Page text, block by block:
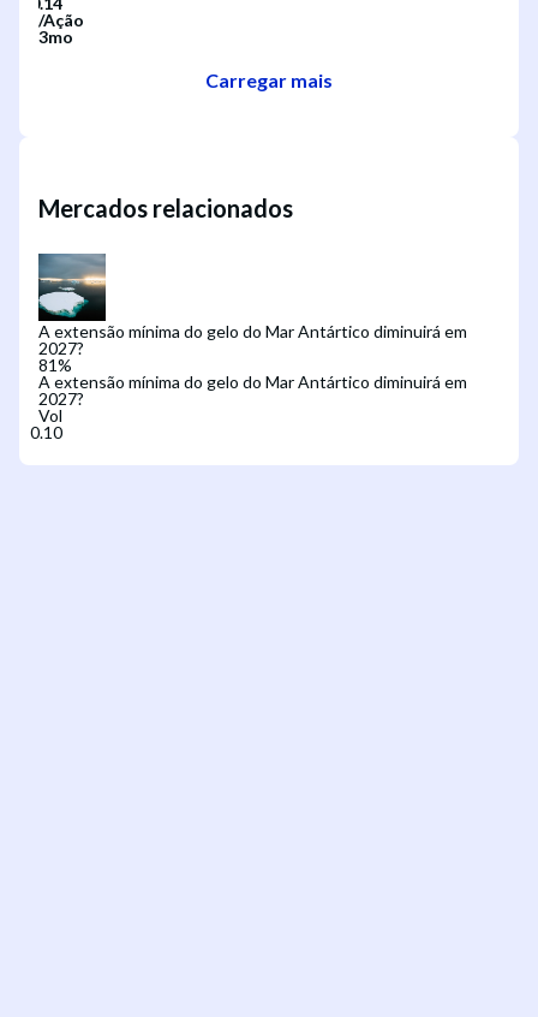
/Ação
3mo
Carregar mais
Mercados relacionados
A extensão mínima do gelo do Mar Antártico diminuirá em
2027?
81%
A extensão mínima do gelo do Mar Antártico diminuirá em
2027?
Vol